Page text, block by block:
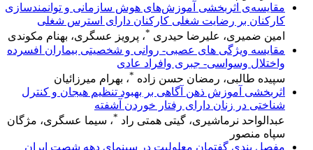
مقایسه‌ی اثربخشی آموزش‌های‌ هوش سازمانی و توانمندسازی
کارکنان بر رضایت شغلی کارکنان دارای استرس شغلی
امین ضمیری، علیرضا حیدری * ، پرویز عسگری، بهنام مکوندی
مقایسه ویژگی های عصبی- روانی و شخصیتی بیماران افسرده
واختلال وسواسی- جبری وافراد عادی
سپیده طالبی، رمضان حسن زاده *، بهرام میرزائیان
اثربخشی آموزش ذهن آگاهی بر بهبود تنظیم هیجان و کنترل
شناختی در زنان دارای رفتار خوردن آشفته
عبدالواحد نرماشیری، گیتی همتی راد *، سیما عسگری، مژگان
سپاه منصور
مفصل بندی گفتمان معلولیت در سینمای دهه شصت ایران